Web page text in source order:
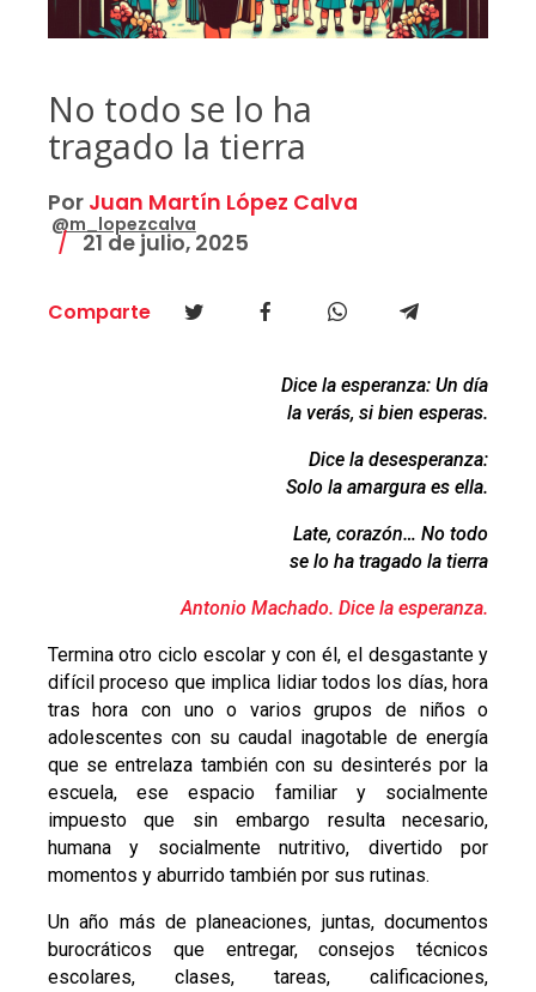
No todo se lo ha
tragado la tierra
Por Juan Martín López Calva
@m_lopezcalva
21 de julio, 2025
Comparte
Dice la esperanza: Un día
la verás, si bien esperas.
Dice la desesperanza:
Solo la amargura es ella.
Late, corazón… No todo
se lo ha tragado la tierra
Antonio Machado. Dice la esperanza.
Termina otro ciclo escolar y con él, el desgastante y
difícil proceso que implica lidiar todos los días, hora
tras hora con uno o varios grupos de niños o
adolescentes con su caudal inagotable de energía
que se entrelaza también con su desinterés por la
escuela, ese espacio familiar y socialmente
impuesto que sin embargo resulta necesario,
humana y socialmente nutritivo, divertido por
momentos y aburrido también por sus rutinas.
Un año más de planeaciones, juntas, documentos
burocráticos que entregar, consejos técnicos
escolares, clases, tareas, calificaciones,